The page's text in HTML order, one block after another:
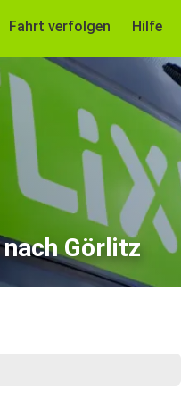
Fahrt verfolgen Hilfe
Görlitz